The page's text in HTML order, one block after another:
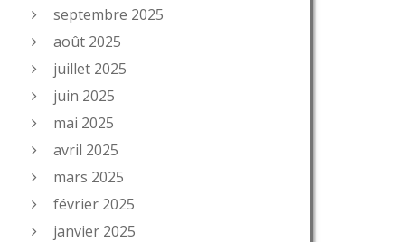
septembre 2025
août 2025
juillet 2025
juin 2025
mai 2025
avril 2025
mars 2025
février 2025
janvier 2025